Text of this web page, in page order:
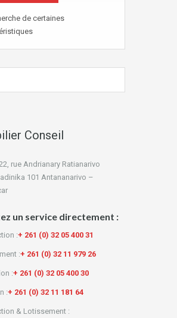
de certaines
Conseil
rue Andrianary Ratianarivo
101 Antananarivo –
un service directement :
:+ 261 (0) 32 05 400 31
:+ 261 (0) 32 11 979 26
:+ 261 (0) 32 05 400 30
:+ 261 (0) 32 11 181 64
& Lotissement :